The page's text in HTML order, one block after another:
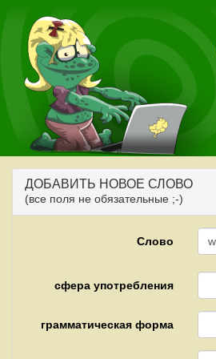
ДОБАВИТЬ НОВОЕ СЛОВО
(все поля не обязательные ;-)
Слово
сфера употребления
грамматическая форма